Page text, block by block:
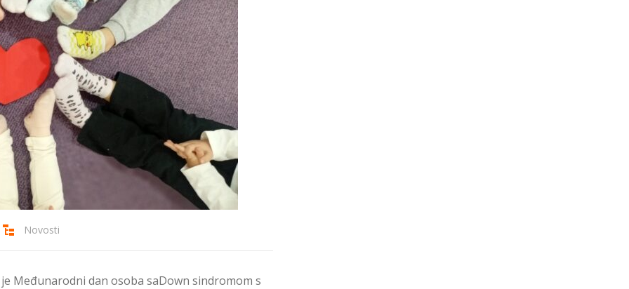
Novosti
Međunarodni dan osoba saDown sindromom s